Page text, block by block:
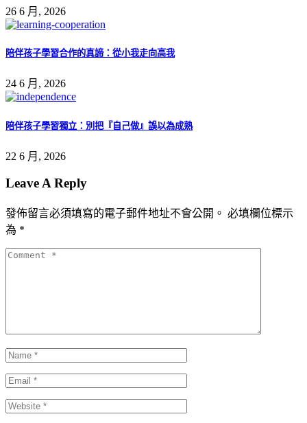
26 6 月, 2026
陪伴孩子學習合作的真諦：從小我走向高我
24 6 月, 2026
陪伴孩子學習獨立：別把『自己做』誤以為成熟
22 6 月, 2026
Leave A Reply
發佈留言必須填寫的電子郵件地址不會公開。 必填欄位標示
為 *